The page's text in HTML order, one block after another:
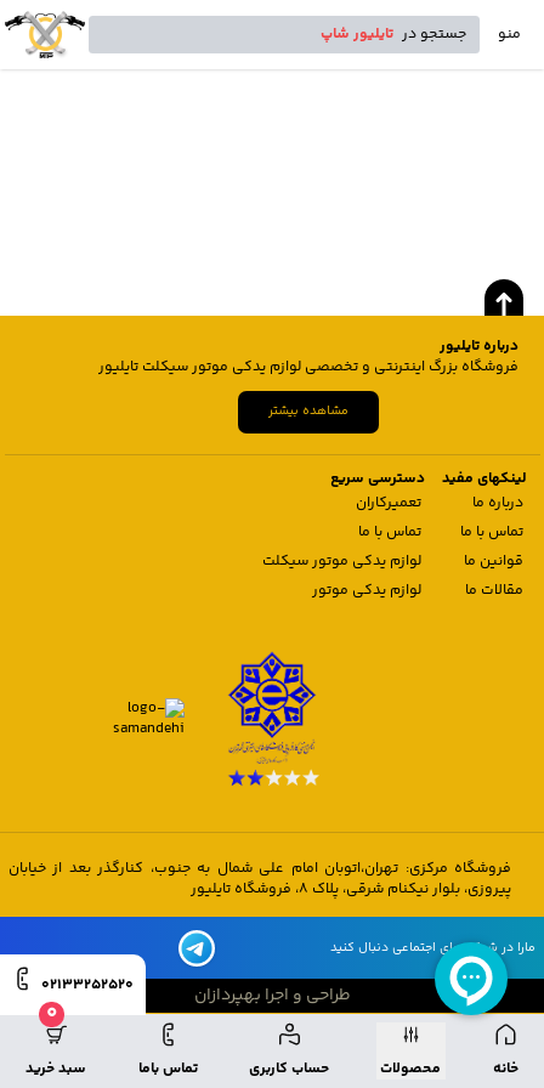
منو جستجو در تایلیور شاپ
خانه محصولات حساب کاربری تماس باما
0
سبد خرید
02133252520
درباره تایلیور
فروشگاه بزرگ اینترنتی و تخصصی لوازم یدکی موتور سیکلت تایلیور
مشاهده بیشتر
لینکهای مفید
درباره ما
تماس با ما
قوانین ما
مقالات ما
دسترسی سریع
تعمیرکاران
تماس با ما
لوازم یدکی موتور سیکلت
لوازم یدکی موتور
فروشگاه مرکزی: تهران،اتوبان امام علی شمال به جنوب، کنارگذر بعد از خیابان
پیروزی، بلوار نیکنام شرقی، پلاک 8، فروشگاه تایلیور
مارا در شبکه های اجتماعی دنبال کنید
طراحی و اجرا بهپردازان
طراحی و اجرا بهپردازان